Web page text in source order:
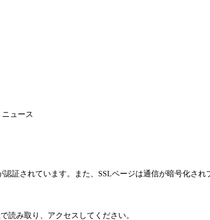
ュース
証されています。また、SSLページは通信が暗号化され
読み取り、アクセスしてください。